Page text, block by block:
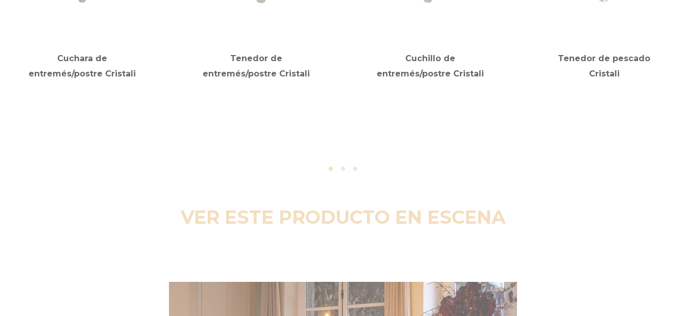
Cuchara de
entremés/postre Cristali
Tenedor de
entremés/postre Cristali
Cuchillo de
entremés/postre Cristali
Tenedor de pescado
Cristali
VER ESTE PRODUCTO EN ESCENA